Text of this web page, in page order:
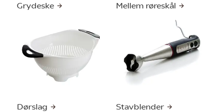
Grydeske Mellem røreskål
Dørslag Stavblender